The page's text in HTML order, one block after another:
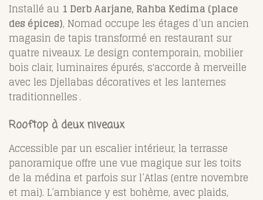
Installé au 1 Derb Aarjane, Rahba Kedima (place
des épices), Nomad occupe les étages d’un ancien
magasin de tapis transformé en restaurant sur
quatre niveaux. Le design contemporain, mobilier
bois clair, luminaires épurés, s'accorde à merveille
avec les Djellabas décoratives et les lanternes
traditionnelles .
Rooftop à deux niveaux
Accessible par un escalier intérieur, la terrasse
panoramique offre une vue magique sur les toits
de la médina et parfois sur l’Atlas (entre novembre
et mai). L’ambiance y est bohème, avec plaids,